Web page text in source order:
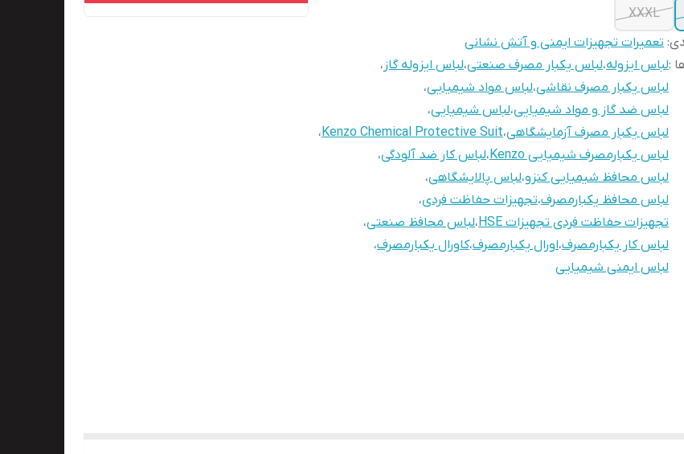
XXXL
: تعمیرات تجهیزات ایمنی و آتش نشانی
:لباس ایزوله،لباس یکبار مصرف صنعتی،لباس ایزوله گاز ،
لباس یکبار مصرف نقاشی،لباس مواد شیمیایی،
لباس ضد گاز و مواد شیمیایی،لباس شیمیایی،
لباس یکبار مصرف آزمایشگاهی،Kenzo Chemical Protective Suit،
لباس یکبارمصرف شیمیایی Kenzo
،لباس کار ضد آلودگی،
لباس محافظ شیمیایی کنزو،لباس پالایشگاهی،
لباس محافظ یکبارمصرف،تجهیزات حفاظت فردی،
تجهیزات حفاظت فردی تجهیزات HSE
،لباس محافظ صنعتی،
لباس کار یکبارمصرف،اورال یکبارمصرف،کاورال یکبارمصرف،
لباس ایمنی شیمیایی